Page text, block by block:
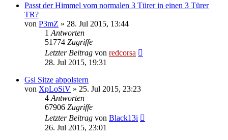
Passt der Himmel vom normalen 3 Türer in einen 3 Türer
TR?
von P3mZ » 28. Jul 2015, 13:44
1 Antworten
51774 Zugriffe
Letzter Beitrag von redcorsa
28. Jul 2015, 19:31
Gsi Sitze abpolstern
von XpLoSiV » 25. Jul 2015, 23:23
4 Antworten
67906 Zugriffe
Letzter Beitrag von Black13i
26. Jul 2015, 23:01